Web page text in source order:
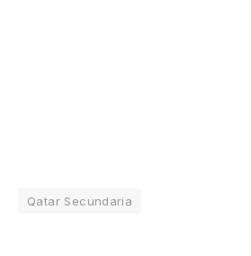
Qatar Secundaria